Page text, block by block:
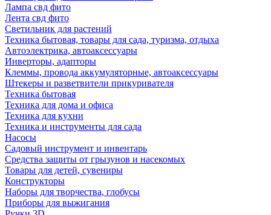
Лампа свд фито
Лента свд фито
Светильник для растений
Техника бытовая, товары для сада, туризма, отдыха
Автоэлектрика, автоаксессуары
Инверторы, адапторы
Клеммы, провода аккумуляторные, автоаксессуары
Штекеры и разветвители прикуривателя
Техника бытовая
Техника для дома и офиса
Техника для кухни
Техника и инструменты для сада
Насосы
Садовый инструмент и инвентарь
Средства защиты от грызунов и насекомых
Товары для детей, сувениры
Конструкторы
Наборы для творчества, глобусы
Приборы для выжигания